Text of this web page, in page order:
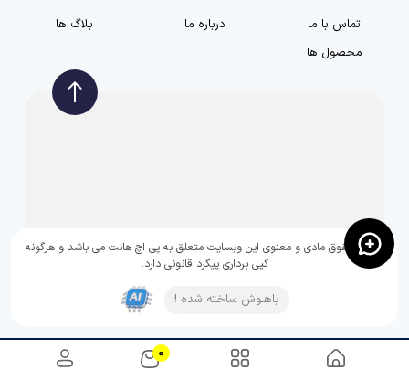
0
تماس با ما درباره ما
بلاگ ها
محصول ها
تمامی حقوق مادی و معنوی این وبسایت متعلق به پی اچ هانت می باشد و هرگونه
کپی برداری پیگرد قانونی دارد.
باهـوش ساخته شده !